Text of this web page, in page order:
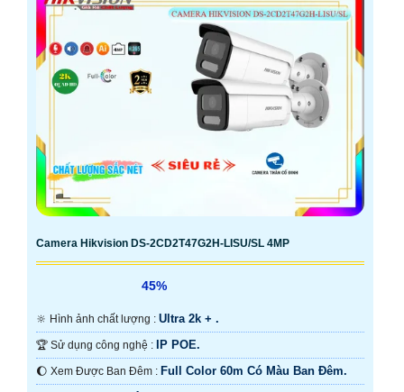
Camera Hikvision DS-2CD2T47G2H-LISU/SL 4MP
45%
🔆 Hình ảnh chất lượng : Ultra 2k + .
🏆 Sử dụng công nghệ : IP POE.
🌔 Xem Được Ban Đêm : Full Color 60m Có Màu Ban Ðêm.